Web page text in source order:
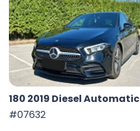
180 2019 Diesel Automatic
#07632